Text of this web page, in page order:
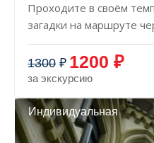
Проходите в своём
загадки на маршруте
1300 ₽ 1200 ₽
за экскурсию
Индивидуальная